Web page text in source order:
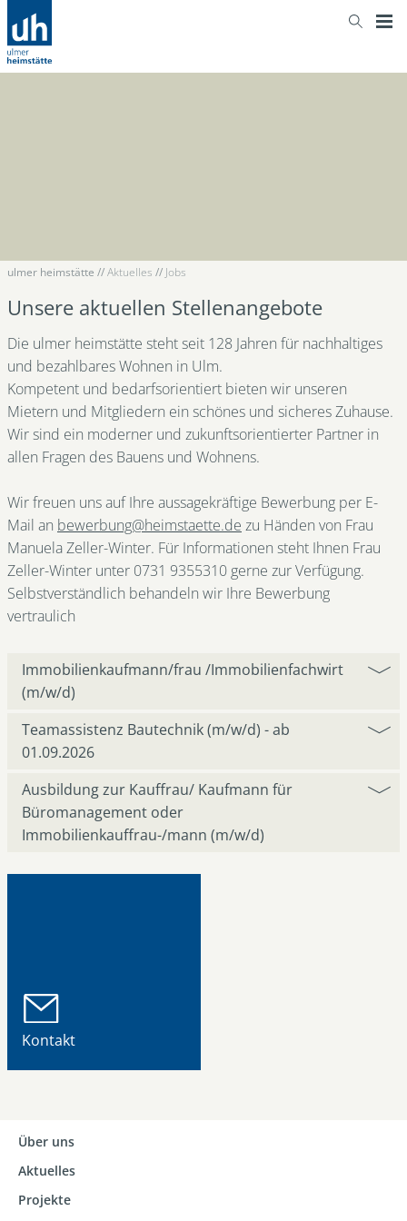
ulmer heimstätte //Aktuelles // Jobs
Unsere aktuellen Stellenangebote
Die ulmer heimstätte steht seit 128 Jahren für nachhaltiges
und bezahlbares Wohnen in Ulm.
Kompetent und bedarfsorientiert bieten wir unseren
Mietern und Mitgliedern ein schönes und sicheres Zuhause.
Wir sind ein moderner und zukunftsorientierter Partner in
allen Fragen des Bauens und Wohnens.
Wir freuen uns auf Ihre aussagekräftige Bewerbung per E-
Mail an bewerbung@heimstaette.de zu Händen von Frau
Manuela Zeller-Winter. Für Informationen steht Ihnen Frau
Zeller-Winter unter 0731 9355310 gerne zur Verfügung.
Selbstverständlich behandeln wir Ihre Bewerbung
vertraulich
Immobilienkaufmann/frau /Immobilienfachwirt
(m/w/d)
Teamassistenz Bautechnik (m/w/d) - ab
01.09.2026
Ausbildung zur Kauffrau/ Kaufmann für
Büromanagement oder
Immobilienkauffrau-/mann (m/w/d)
Kontakt
Über uns
Aktuelles
Projekte